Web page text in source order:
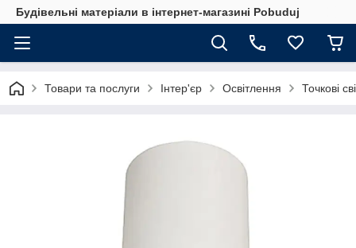
Будівельні матеріали в інтернет-магазині Pobuduj
Товари та послуги Інтер'єр Освітлення Точкові